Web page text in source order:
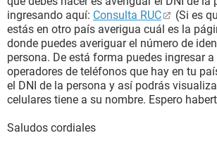
ingresando aquí: Consulta RUC
(Si es
estás en otro país averigua cuál es la
donde puedes averiguar el número de
persona. De está forma puedes ingresar
operadores de teléfonos que hay en tu
el DNI de la persona y así podrás
celulares tiene a su nombre. Espero
Saludos cordiales